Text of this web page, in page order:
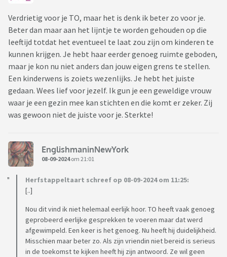
Verdrietig voor je TO, maar het is denk ik beter zo voor je.
Beter dan maar aan het lijntje te worden gehouden op die
leeftijd totdat het eventueel te laat zou zijn om kinderen te
kunnen krijgen. Je hebt haar eerder genoeg ruimte geboden,
maar je kon nu niet anders dan jouw eigen grens te stellen.
Een kinderwens is zoiets wezenlijks. Je hebt het juiste
gedaan. Wees lief voor jezelf. Ik gun je een geweldige vrouw
waar je een gezin mee kan stichten en die komt er zeker. Zij
was gewoon niet de juiste voor je. Sterkte!
EnglishmaninNewYork
08-09-2024om 21:01
Herfstappeltaart schreef op 08-09-2024 om 11:25:
[..]
Nou dit vind ik niet helemaal eerlijk hoor. TO heeft vaak genoeg
geprobeerd eerlijke gesprekken te voeren maar dat werd
afgewimpeld. Een keer is het genoeg. Nu heeft hij duidelijkheid.
Misschien maar beter zo. Als zijn vriendin niet bereid is serieus
in de toekomst te kijken heeft hij zijn antwoord. Ze wil geen